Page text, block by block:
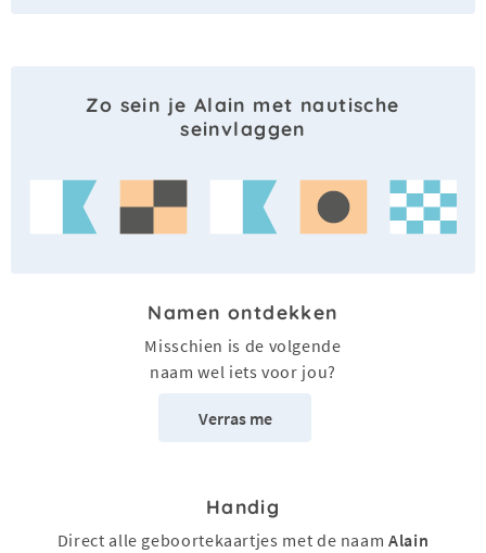
Zo sein je Alain met nautische
seinvlaggen
Namen ontdekken
Misschien is de volgende
naam wel iets voor jou?
Verras me
Handig
Direct alle geboortekaartjes met de naamAlain